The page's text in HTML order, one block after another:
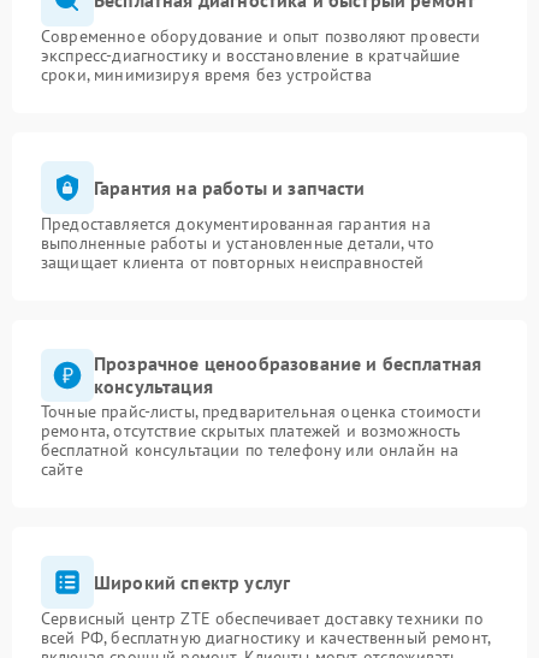
Современное оборудование и опыт позволяют провести
экспресс-диагностику и восстановление в кратчайшие
сроки, минимизируя время без устройства
Гарантия на работы и запчасти
Предоставляется документированная гарантия на
выполненные работы и установленные детали, что
защищает клиента от повторных неисправностей
Прозрачное ценообразование и бесплатная
консультация
Точные прайс-листы, предварительная оценка стоимости
ремонта, отсутствие скрытых платежей и возможность
бесплатной консультации по телефону или онлайн на
сайте
Широкий спектр услуг
Сервисный центр ZTE обеспечивает доставку техники по
всей РФ, бесплатную диагностику и качественный ремонт,